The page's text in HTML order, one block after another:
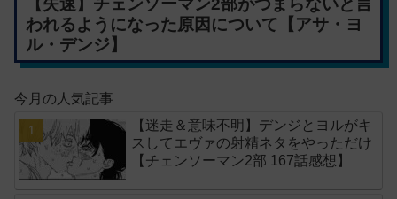
【失速】チェンソーマン2部がつまらないと言
われるようになった原因について【アサ・ヨ
ル・デンジ】
今月の人気記事
【迷走＆意味不明】デンジとヨルがキ
スしてエヴァの射精ネタをやっただけ
【チェンソーマン2部 167話感想】